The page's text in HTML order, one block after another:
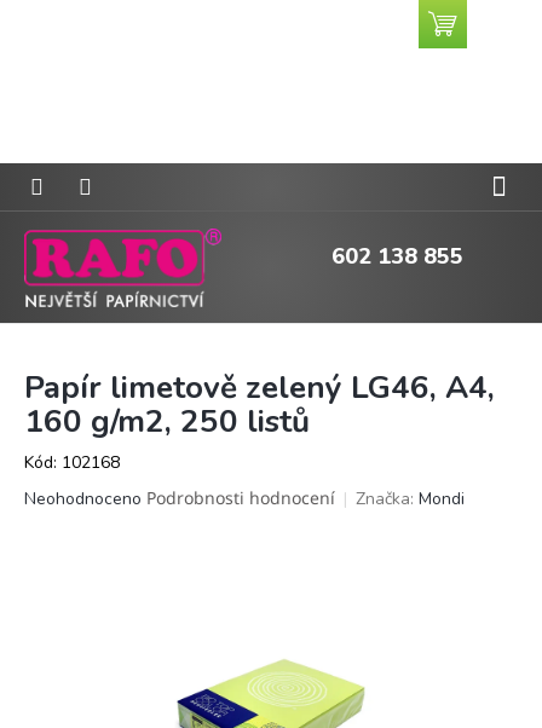
602 138 855
Nákupní
košík
Papír limetově zelený LG46, A4,
160 g/m2, 250 listů
Kód: 102168
Průměrné
Neohodnoceno Podrobnosti hodnocení Značka: Mondi